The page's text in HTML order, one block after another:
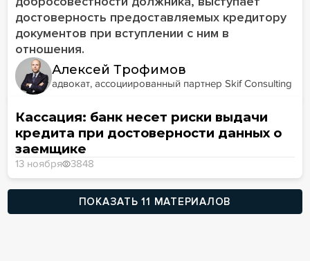
достоверность предоставляемых кредитору
документов при вступлении с ним в
отношения.
Алексей Трофимов
адвокат, ассоциированный партнер Skif Consulting
Кассация: банк несет риски выдачи
кредита при достоверности данных о
заемщике
13 ноября 3848
ПОКАЗАТЬ 11 МАТЕРИАЛОВ